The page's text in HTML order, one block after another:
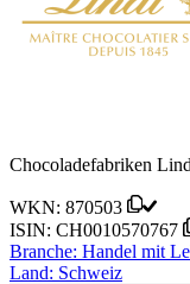
Chocoladefabriken
WKN: 870503
ISIN: CH0010570767
Branche: Handel mit
Land: Schweiz